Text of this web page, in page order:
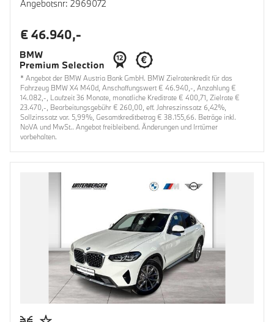
Angebotsnr: 2969072
€ 46.940,-
* Angebot der BMW Austria Bank GmbH. BMW Zielratenkredit für das
Fahrzeug BMW X4 M40d, Anschaffungswert € 46.940,-, Anzahlung €
14.082,-, Laufzeit 36 Monate, monatliche Kreditrate € 400,71, Zielrate €
23.470,-, Bearbeitungsgebühr € 260,00, eff. Jahreszinssatz 6,42%,
Sollzinssatz var. 5,99%, Gesamtkreditbetrag € 38.155,66. Beträge inkl.
NoVA und MwSt.. Angebot freibleibend. Änderungen und Irrtümer
vorbehalten.